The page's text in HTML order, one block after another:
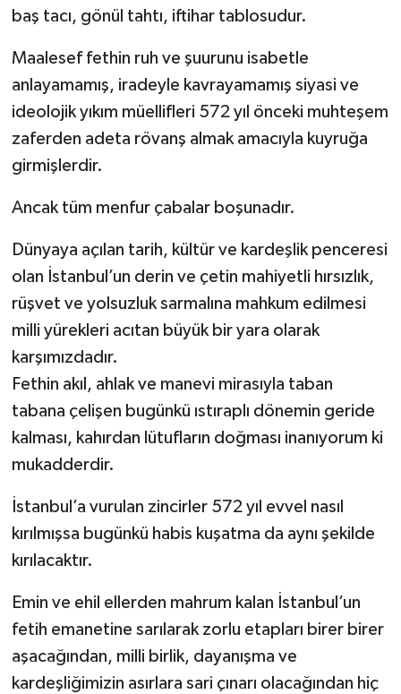
baş tacı, gönül tahtı, iftihar tablosudur.
Maalesef fethin ruh ve şuurunu isabetle
anlayamamış, iradeyle kavrayamamış siyasi ve
ideolojik yıkım müellifleri 572 yıl önceki muhteşem
zaferden adeta rövanş almak amacıyla kuyruğa
girmişlerdir.
Ancak tüm menfur çabalar boşunadır.
Dünyaya açılan tarih, kültür ve kardeşlik penceresi
olan İstanbul’un derin ve çetin mahiyetli hırsızlık,
rüşvet ve yolsuzluk sarmalına mahkum edilmesi
milli yürekleri acıtan büyük bir yara olarak
karşımızdadır.
Fethin akıl, ahlak ve manevi mirasıyla taban
tabana çelişen bugünkü ıstıraplı dönemin geride
kalması, kahırdan lütufların doğması inanıyorum ki
mukadderdir.
İstanbul’a vurulan zincirler 572 yıl evvel nasıl
kırılmışsa bugünkü habis kuşatma da aynı şekilde
kırılacaktır.
Emin ve ehil ellerden mahrum kalan İstanbul’un
fetih emanetine sarılarak zorlu etapları birer birer
aşacağından, milli birlik, dayanışma ve
kardeşliğimizin asırlara sari çınarı olacağından hiç